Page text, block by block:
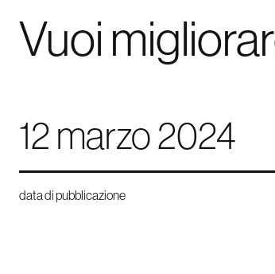
Vuoi
12 marzo 2024
data di pubblicazione